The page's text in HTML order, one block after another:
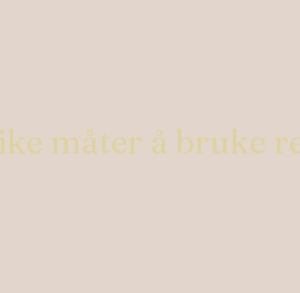
måter å bruke